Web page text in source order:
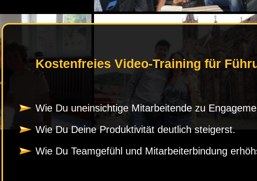
Kostenfreies Video-Training für
Wie Du uneinsichtige Mitarbeitende zu
Wie Du Deine Produktivität deutlich steigerst.
Wie Du Teamgefühl und Mitarbeiterbindung